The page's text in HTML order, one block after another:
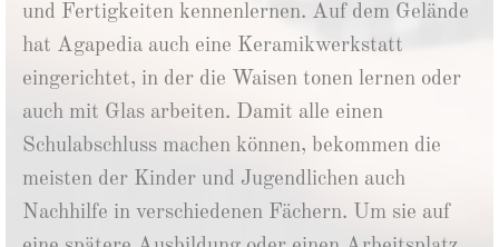
und Fertigkeiten kennenlernen. Auf dem Gelände
hat Agapedia auch eine Keramikwerkstatt
eingerichtet, in der die Waisen tonen lernen oder
auch mit Glas arbeiten. Damit alle einen
Schulabschluss machen können, bekommen die
meisten der Kinder und Jugendlichen auch
Nachhilfe in verschiedenen Fächern. Um sie auf